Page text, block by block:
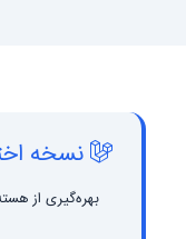
نسخه
بهره‌گیری از